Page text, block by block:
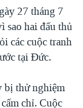
CUỘC'
NAM
NAM
27 tháng 7
sao hai đấu thủ
các cuộc tranh
tại Đức.
bị thử nghiệm
chỉ. Cuộc